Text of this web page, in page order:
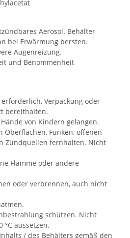
Aerosol. Behälter
bei Erwärmung bersten.
Augenreizung.
und Benommenheit
Verpackung oder
bereithalten.
von Kindern gelangen.
Oberflächen, Funken, offenen
Zündquellen fernhalten. Nicht
Flamme oder andere
oder verbrennen, auch nicht
schützen. Nicht
aussetzen.
/ des Behälters gemäß den